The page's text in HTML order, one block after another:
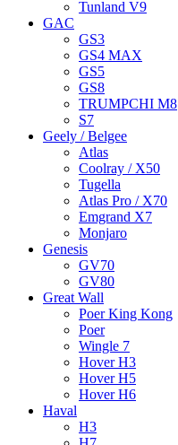
Tunland V9
GAC
GS3
GS4 MAX
GS5
GS8
TRUMPCHI M8
S7
Geely / Belgee
Atlas
Coolray / X50
Tugella
Atlas Pro / X70
Emgrand X7
Monjaro
Genesis
GV70
GV80
Great Wall
Poer King Kong
Poer
Wingle 7
Hover H3
Hover H5
Hover H6
Haval
H3